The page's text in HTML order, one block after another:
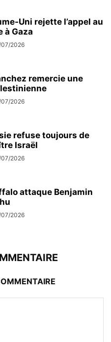
Uni rejette l’appel au
à Gaza
07/2026
remercie une
07/2026
refuse toujours de
Israël
07/2026
attaque Benjamin
07/2026